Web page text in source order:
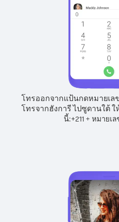
โทรออกจากแป้นกดหมายเล
โทรจากฮังการี ไปซูดานใต้ ใ
นี้:+211+ หมายเล